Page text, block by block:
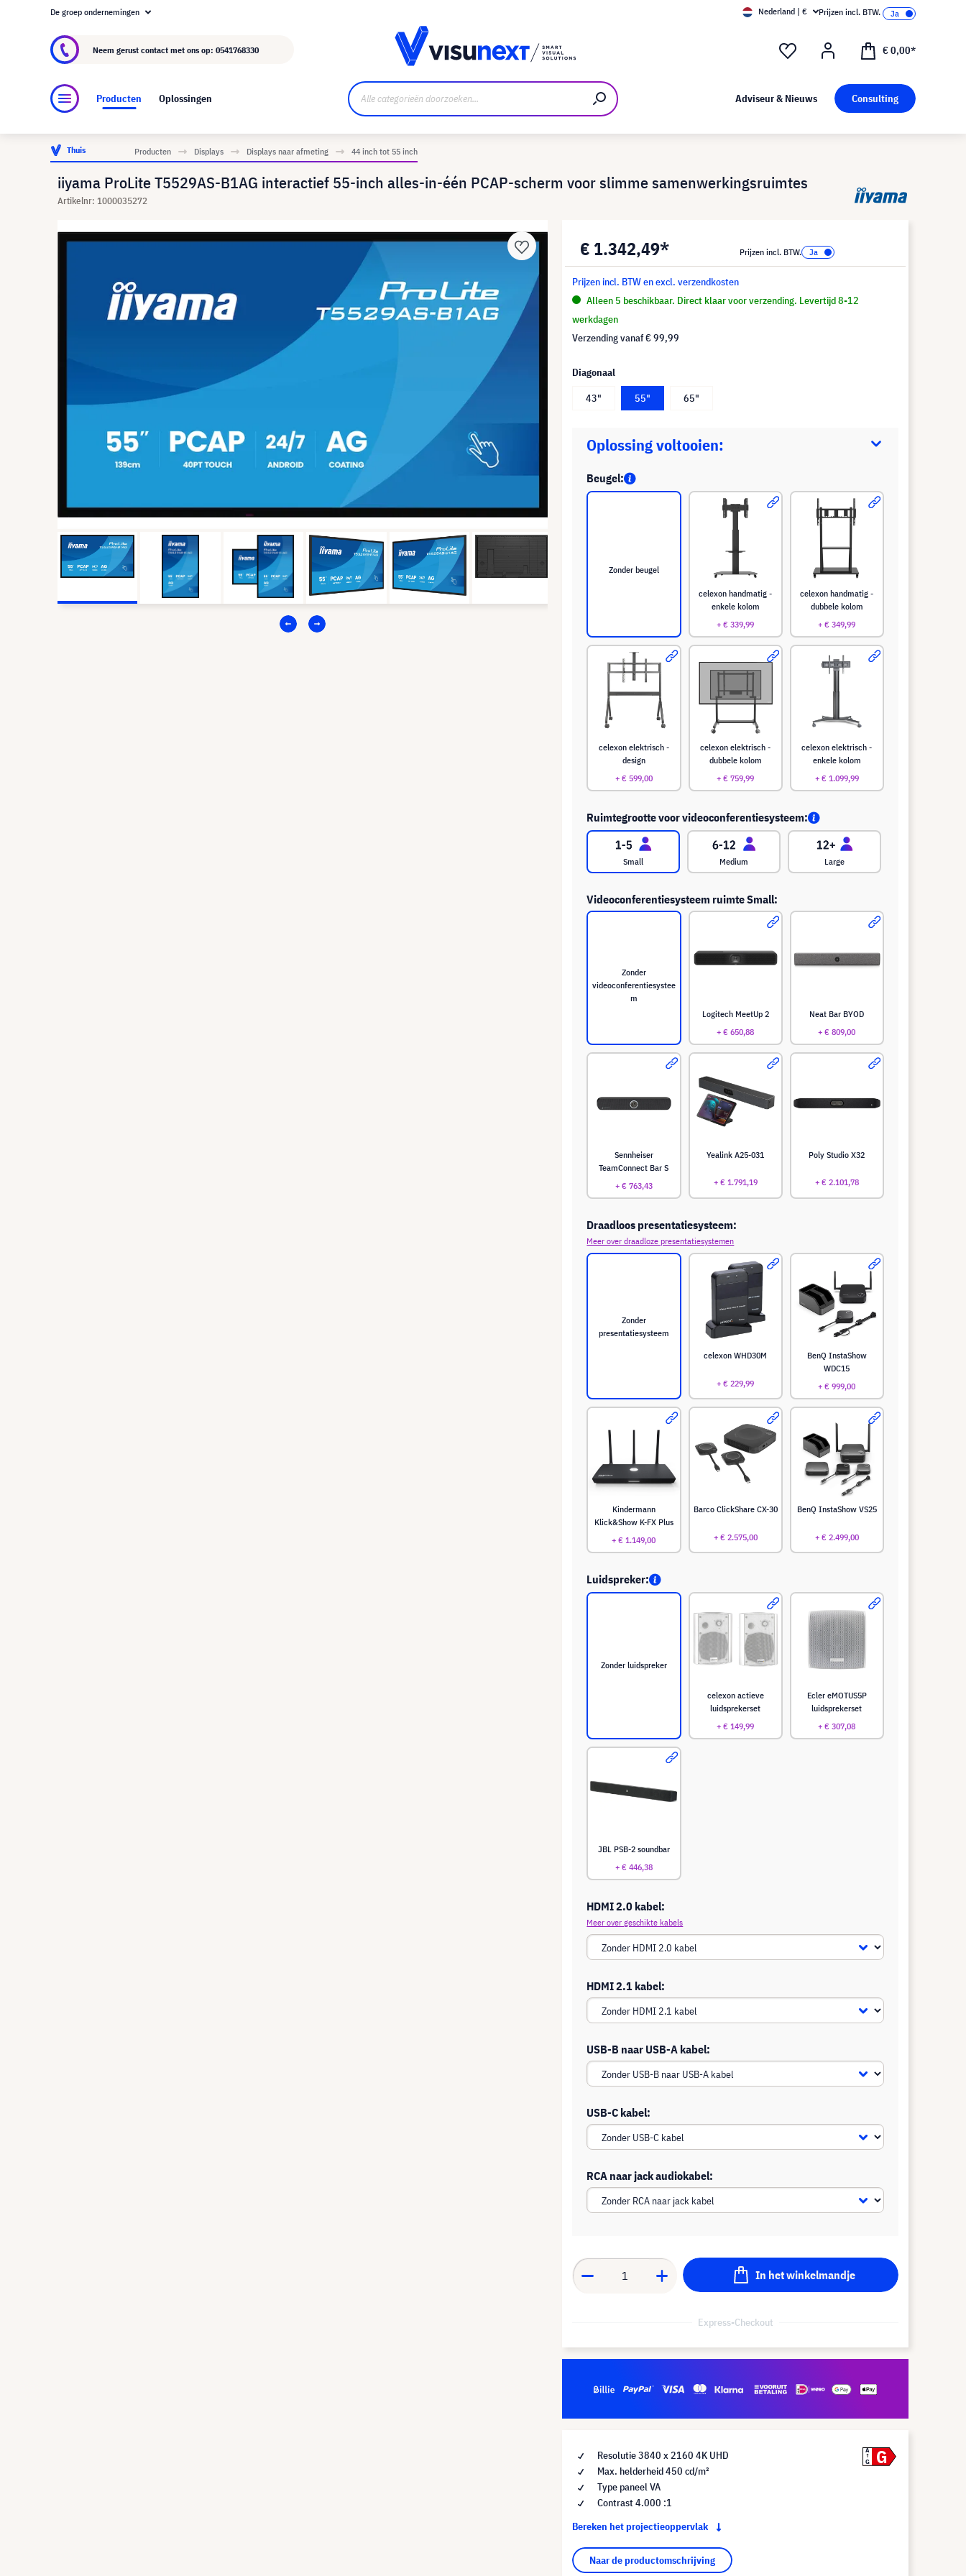
Over visunext.nl
De groep ondernemingen Nederland | € Prijzen incl. BTW.
Neem gerust contact met ons op: 0541768330 € 0,00*
Producten Oplossingen Adviseur & Nieuws Consulting
Thuis Producten Displays Displays naar afmeting 44 inch tot 55 inch
iiyama ProLite T5529AS-B1AG interactief 55-inch alles-in-één PCAP-scherm voor slimme samenwerkingsruimtes
Artikelnr: 1000035272
€ 1.342,49* Prijzen incl. BTW.
Prijzen incl. BTW en excl. verzendkosten
Alleen 5 beschikbaar. Direct klaar voor verzending. Levertijd 8-12
werkdagen
Verzending vanaf€ 99,99
Diagonaal
43"
55" 65"
Oplossing voltooien:
Beugel:
Zonder beugel
celexon handmatig -
enkele kolom
+ € 339,99
celexon handmatig -
dubbele kolom
+ € 349,99
celexon elektrisch -
design
+ € 599,00
celexon elektrisch -
dubbele kolom
+ € 759,99
celexon elektrisch -
enkele kolom
+ € 1.099,99
Ruimtegrootte voor videoconferentiesysteem:
Small Medium Large
Videoconferentiesysteem ruimte Small:
Zonder
videoconferentiesystee
m
Logitech MeetUp 2
+ € 650,88
Neat Bar BYOD
+ € 809,00
Sennheiser
TeamConnect Bar S
+ € 763,43
Yealink A25-031
+ € 1.791,19
Poly Studio X32
+ € 2.101,78
Draadloos presentatiesysteem:
Meer over draadloze presentatiesystemen
Zonder
presentatiesysteem
celexon WHD30M
+ € 229,99
BenQ InstaShow
WDC15
+ € 999,00
Kindermann
Klick&Show K-FX Plus
+ € 1.149,00
Barco ClickShare CX-30
+ € 2.575,00
BenQ InstaShow VS25
+ € 2.499,00
Luidspreker:
Zonder luidspreker
celexon actieve
luidsprekerset
+ € 149,99
Ecler eMOTUS5P
luidsprekerset
+ € 307,08
JBL PSB-2 soundbar
+ € 446,38
HDMI 2.0 kabel:
Meer over geschikte kabels
HDMI 2.1 kabel:
USB-B naar USB-A kabel:
USB-C kabel:
RCA naar jack audiokabel:
In het winkelmandje
Express-Checkout
Resolutie 3840 x 2160 4K UHD
Max. helderheid 450 cd/m²
Type paneel VA
Contrast 4.000 :1
Bereken het projectieoppervlak
Naar de productomschrijving
A
G
G